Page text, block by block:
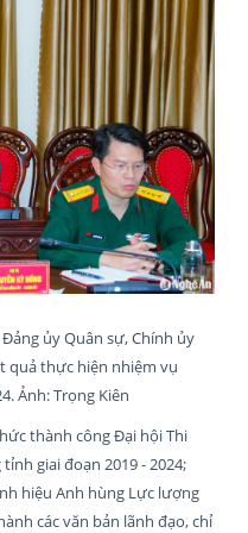
ủy Quân sự, Chính ủy
quả thực hiện nhiệm vụ
Ảnh: Trọng Kiên
thành công Đại hội Thi
giai đoạn 2019 - 2024;
hiệu Anh hùng Lực lượng
các văn bản lãnh đạo, chỉ